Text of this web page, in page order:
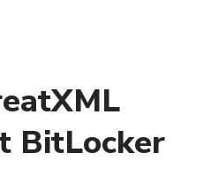
BitLocker